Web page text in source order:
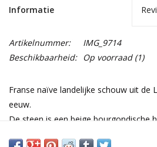
Informatie
Artikelnummer:
IMG_9714
Beschikbaarheid: Op voorraad(1)
Franse naïve landelijke schouw uit de
eeuw.
De steen is een beige bourgondische